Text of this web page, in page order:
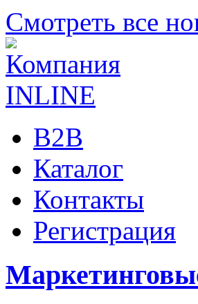
Смотреть все
B2B
Каталог
Контакты
Регистрация